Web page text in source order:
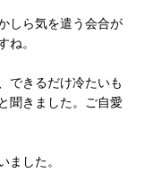
しら気を遣う会合が
ね。
できるだけ冷たいも
聞きました。ご自愛
ました。